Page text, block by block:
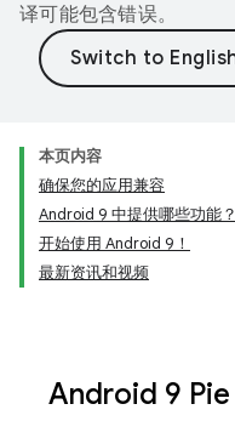
译可能包含错误。
本页内容
确保您的应用兼容
Android 9 中提供哪些功能？
开始使用 Android 9！
最新资讯和视频
Android 9 Pie